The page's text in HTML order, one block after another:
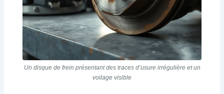
Un disque de frein présentant des traces d’usure irrégulière et un
voilage visible